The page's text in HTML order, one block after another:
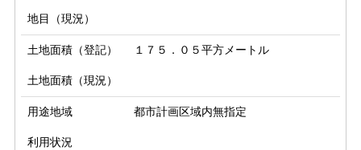
地目（現況）
土地面積（登記） １７５．０５平方メートル
土地面積（現況）
用途地域 都市計画区域内無指定
利用状況